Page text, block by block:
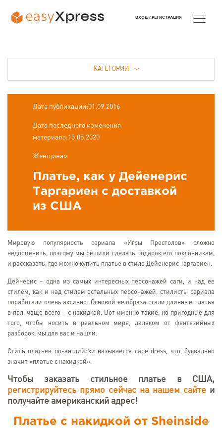
КАТЕГОРИИ
Дата публикации:01.09.2016
Дата последнего изменения
материала:13.05.2020
Женщинам
Платье, как у Дейенерис
Таргариен с доставкой
из США
Мировую популярность сериала «Игры Престолов» сложно
недооценить, поэтому мы решили сделать подарок его поклонникам,
и рассказать, где можно купить платье в стиле Дейенерис Таргариен.
Дейнерис – одна из самых интересных персонажей саги, и над ее
стилем, как и над стилем остальных персонажей, стилисты сериала
поработали очень активно. Основой ее образа стали длинные платья
в пол, чаще всего – с накидкой. Вот именно такие, но пригодные для
того, чтобы носить в реальном мире, далеком от фентезийных
разборок, мы для вас и нашли.
Стиль платьев по-английски называется cape dress, что, буквально
значит «платье с накидкой».
Чтобы заказать стильное платье в США,
регистрируйтесь прямо сейчас на нашем сайте и
получайте американский адрес!
Платье с накидкой от Sheinside
ВХОД / РЕГИСТРАЦИЯ